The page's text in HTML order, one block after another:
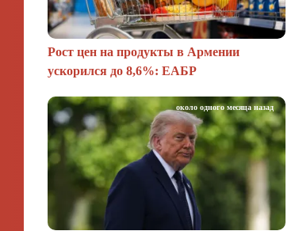
Рост цен на продукты в Армении
ускорился до 8,6%: ЕАБР
около одного месяца назад